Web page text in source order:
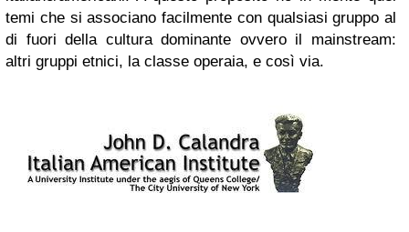
temi che si associano facilmente con qualsiasi gruppo al
di fuori della cultura dominante ovvero il mainstream:
altri gruppi etnici, la classe operaia, e così via.